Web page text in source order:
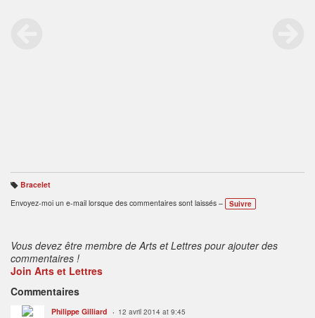
B
ali
s
Bracelet
Envoyez-moi un e-mail lorsque des commentaires sont laissés –
Suivre
Vous devez être membre de Arts et Lettres pour ajouter des
commentaires !
Join Arts et Lettres
Commentaires
Philippe Gilliard 12 avril 2014 at 9:45